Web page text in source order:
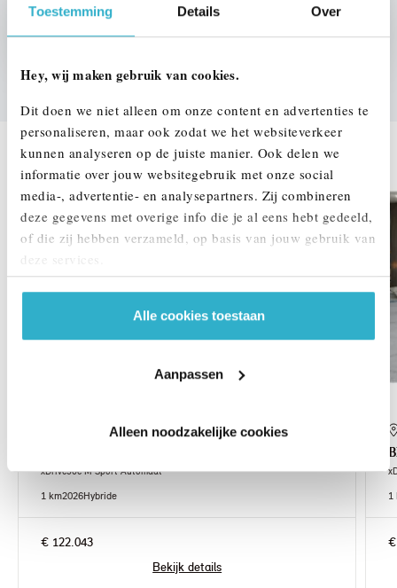
Toestemming Details Over
Hey, wij maken gebruik van cookies.
Dit doen we niet alleen om onze content en advertenties te
personaliseren, maar ook zodat we het websiteverkeer
kunnen analyseren op de juiste manier. Ook delen we
informatie over jouw websitegebruik met onze social
media-, advertentie- en analysepartners. Zij combineren
deze gegevens met overige info die je al eens hebt gedeeld,
of die zij hebben verzameld, op basis van jouw gebruik van
deze services.
Alle cookies toestaan
Aanpassen
Alleen noodzakelijke cookies
DEZE ZIJN VERGELIJKBAAR
1,99% renteactie
xDrive50e M Sport Automaat
1 km2026Hybride
€ 122.043
Bekijk details
1